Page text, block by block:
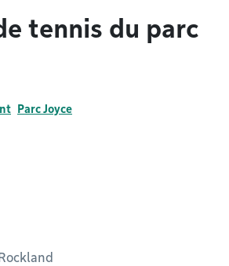
tennis du parc
Parc Joyce